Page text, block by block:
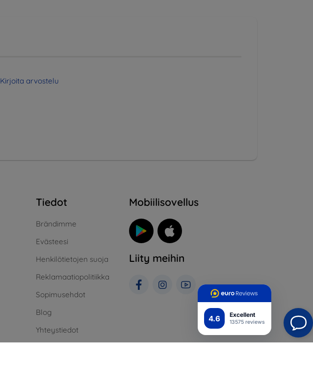
4.6 Excellent
13575 reviews
Kirjoita arvostelu
Tiedot
Brändimme
Evästeesi
Henkilötietojen suoja
Reklamaatiopolitiikka
Sopimusehdot
Blog
Yhteystiedot
Mobiilisovellus
Liity meihin